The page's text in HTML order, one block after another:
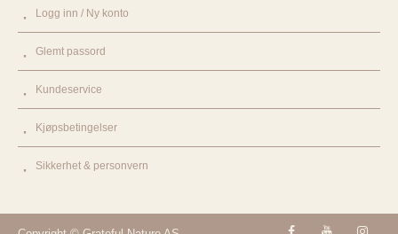
Logg inn / Ny konto
Glemt passord
Kundeservice
Kjøpsbetingelser
Sikkerhet & personvern